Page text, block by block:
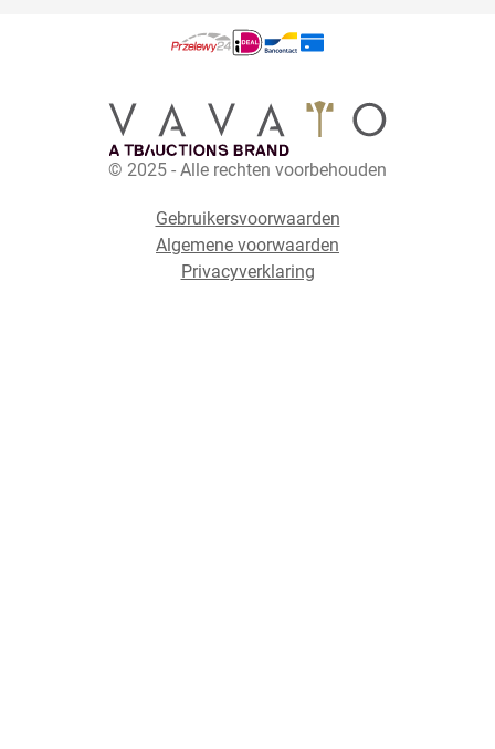
© 2025 - Alle rechten voorbehouden
Gebruikersvoorwaarden
Algemene voorwaarden
Privacyverklaring